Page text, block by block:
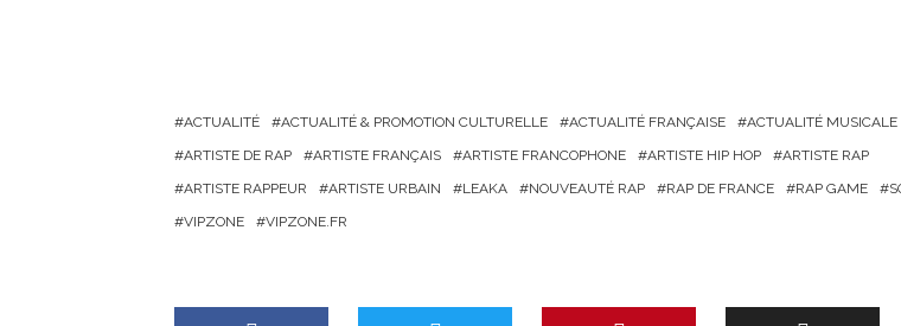
…
ACTUALITÉ ACTUALITÉ & PROMOTION CULTURELLE ACTUALITÉ FRANÇAISE
ACTUALITÉ MUSICALE
ARTISTE DE RAP
ARTISTE FRANÇAIS ARTISTE FRANCOPHONE ARTISTE HIP HOP
ARTISTE RAP
ARTISTE RAPPEUR
ARTISTE URBAIN LEAKA NOUVEAUTÉ RAP RAP DE FRANCE RAP GAME
VIPZONE
VIPZONE.FR